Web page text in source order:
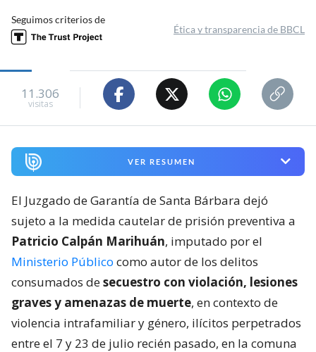
Seguimos criterios de
Ética y transparencia de BBCL
11.306
visitas
VER RESUMEN
El Juzgado de Garantía de Santa Bárbara dejó
sujeto a la medida cautelar de prisión preventiva a
Patricio Calpán Marihuán, imputado por el
Ministerio Público como autor de los delitos
consumados desecuestro con violación, lesiones
graves y amenazas de muerte, en contexto de
violencia intrafamiliar y género, ilícitos perpetrados
entre el 7 y 23 de julio recién pasado, en la comuna